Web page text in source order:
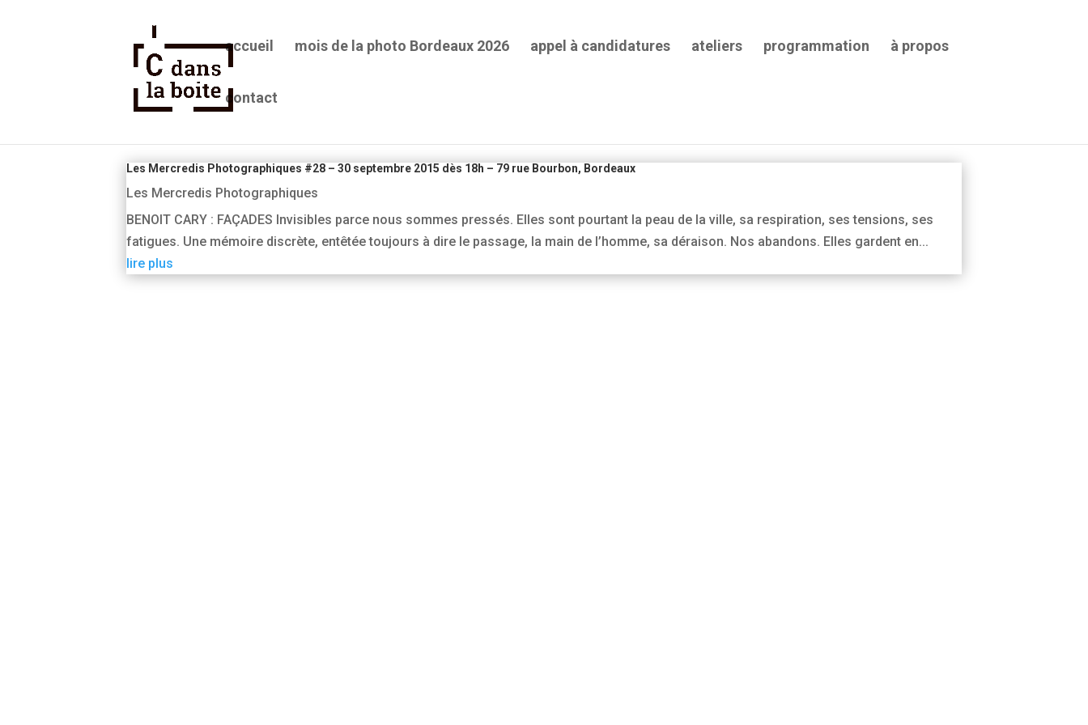
accueil mois de la photo Bordeaux 2026 appel à candidatures ateliers programmation à propos
contact
benoit cary
Les Mercredis Photographiques #28 – 30 septembre 2015 dès 18h – 79 rue Bourbon, Bordeaux
Les Mercredis Photographiques
BENOIT CARY : FAÇADES Invisibles parce nous sommes pressés. Elles sont pourtant la peau de la ville, sa respiration, ses tensions, ses
fatigues. Une mémoire discrète, entêtée toujours à dire le passage, la main de l’homme, sa déraison. Nos abandons. Elles gardent en...
lire plus